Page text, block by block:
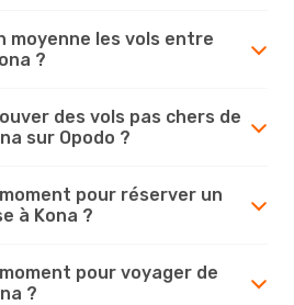
moyenne les vols entre
?
des vols pas chers de
sur Opodo ?
pour réserver un
à Kona ?
pour voyager de
?